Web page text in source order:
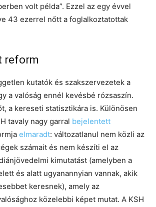
volt példa”. Ezzel az egy évvel
43 ezerrel nőtt a foglalkoztatottak
reform
kutatók és szakszervezetek a
a valóság ennél kevésbé rózsaszín.
a kereseti statisztikára is. Különösen
tavaly nagy garral bejelentett
elmaradt: változatlanul nem közli az
számait és nem készíti el az
kimutatást (amelyben a
és alatt ugyanannyian vannak, akik
keresnek), amely az
közelebbi képet mutat. A KSH